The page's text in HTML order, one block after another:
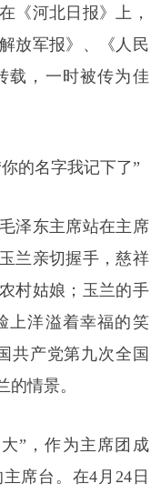
《河北日报》上，
放军报》、《人民
载，一时被传为佳
的名字我记下了”
泽东主席站在主席
兰亲切握手，慈祥
村姑娘；玉兰的手
上洋溢着幸福的笑
共产党第九次全国
情景。
”，作为主席团成
席台。在4月24日